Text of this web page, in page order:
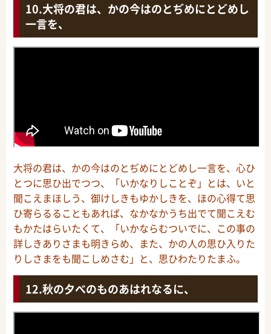
大将の君は、かの今はのとぢめにとどめし
一言を、
大将の君は、かの今はのとぢめにとどめし一言を、心ひ
とつに思ひ出でつつ、「いかなりしことぞ」とは、いと
聞こえまほしう、御けしきもゆかしきを、ほの心得て思
ひ寄らるることもあれば、なかなかうち出でて聞こえむ
もかたはらいたくて、「いかならむついでに、この事の
詳しきありさまも明きらめ、また、かの人の思ひ入りた
りしさまをも聞こしめさむ」と、思ひわたりたまふ。
秋の夕べのものあはれなるに、